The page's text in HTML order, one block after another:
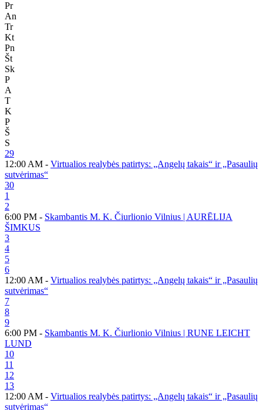
Pr
An
Tr
Kt
Pn
Št
Sk
P
A
T
K
P
Š
S
29
12:00 AM - Virtualios realybės patirtys: „Angelų takais“ ir „Pasaulių
sutvėrimas“
30
1
2
6:00 PM - Skambantis M. K. Čiurlionio Vilnius | AURĒLIJA
ŠIMKUS
3
4
5
6
12:00 AM - Virtualios realybės patirtys: „Angelų takais“ ir „Pasaulių
sutvėrimas“
7
8
9
6:00 PM - Skambantis M. K. Čiurlionio Vilnius | RUNE LEICHT
LUND
10
11
12
13
12:00 AM - Virtualios realybės patirtys: „Angelų takais“ ir „Pasaulių
sutvėrimas“